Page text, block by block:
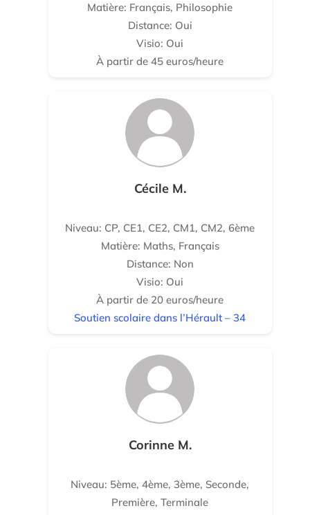
Matière: Français, Philosophie
Distance: Oui
Visio: Oui
À partir de 45 euros/heure
Cécile M.
Niveau: CP, CE1, CE2, CM1, CM2, 6ème
Matière: Maths, Français
Distance: Non
Visio: Oui
À partir de 20 euros/heure
Soutien scolaire dans l’Hérault – 34
Corinne M.
Niveau: 5ème, 4ème, 3ème, Seconde,
Première, Terminale